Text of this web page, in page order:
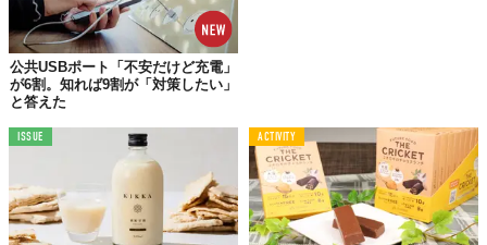
こちらの「COCO Chocolatier」は“アートチョコレート”とも呼ば
れ、購入することで生産者とアーティストの支援に繋がるそうで
す。
パッケージも若手アーティストが手がけており、洗礼されたスタ
イリッシュなデザインからポップなものまで揃っています。贈り
たい人に合わせてパケ買いできる
のはグッドポイント。
公共USBポート「不安だけど充電」
が6割。知れば9割が「対策したい」
と答えた
ISSUE ACTIVITY